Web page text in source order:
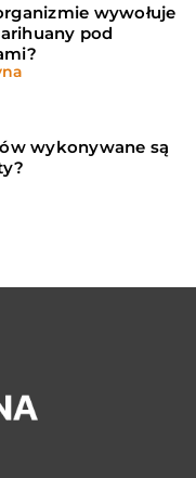
wywołuje
pod
wykonywane są